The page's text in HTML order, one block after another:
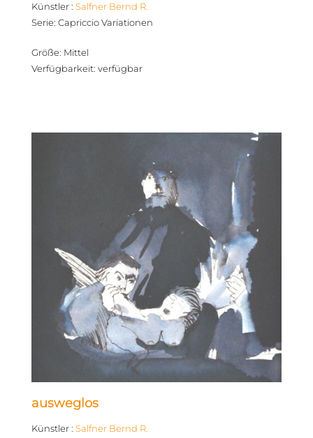
Künstler: Salfner Bernd R.
Serie: Capriccio Variationen
Größe: Mittel
Verfügbarkeit: verfügbar
ausweglos
Künstler: Salfner Bernd R.